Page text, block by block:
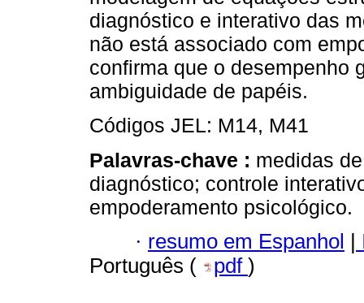
diagnóstico e interativo das
não está associado com
confirma que o desempenho
ambiguidade de papéis.
Códigos JEL: M14, M41
Palavras-chave : medidas
diagnóstico; controle
empoderamento psicológico.
· resumo em Espanhol
Português (
pdf )